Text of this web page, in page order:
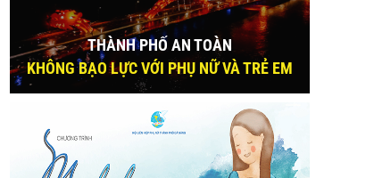
THÀNH PHỐ AN TOÀN
KHÔNG BẠO LỰC VỚI PHỤ NỮ VÀ TRẺ EM